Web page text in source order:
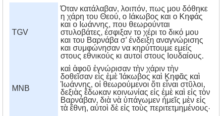
TGV
Όταν κατάλαβαν, λοιπόν, πως μου δόθηκε
η χάρη του Θεού, ο Ιάκωβος και ο Κηφάς
και ο Ιωάννης, που θεωρούνται
στυλοβάτες, έσφιξαν το χέρι το δικό μου
και του Βαρνάβα σ’ ένδειξη αναγνώρισης
και συμφώνησαν να κηρύττουμε εμείς
στους εθνικούς κι αυτοί στους Ιουδαίους.
MNB
καὶ ἀφοῦ ἐγνώρισαν τὴν χάριν τὴν
δοθεῖσαν εἰς ἐμὲ Ἰάκωβος καὶ Κηφᾶς καὶ
Ἰωάννης, οἱ θεωρούμενοι ὅτι εἶναι στῦλοι,
δεξιὰς ἔδωκαν κοινωνίας εἰς ἐμὲ καὶ εἰς τὸν
Βαρνάβαν, διὰ νὰ ὑπάγωμεν ἡμεῖς μὲν εἰς
τὰ ἔθνη, αὐτοὶ δὲ εἰς τοὺς περιτετμημένους·